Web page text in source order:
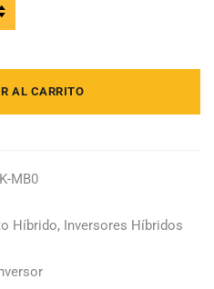
AL CARRITO
MB0
Híbrido, Inversores Híbridos